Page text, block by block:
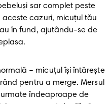
sar complet peste
cazuri, micuțul tău
în fund, ajutându-se de
– micuțul își întărește
pentru a merge. Mersul
îndeaproape de